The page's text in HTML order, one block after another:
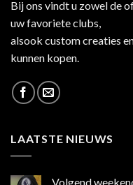
Bij ons vindt u zowel de
uw favoriete clubs,
alsook custom creaties
kunnen kopen.
LAATSTE NIEUWS
Volgend